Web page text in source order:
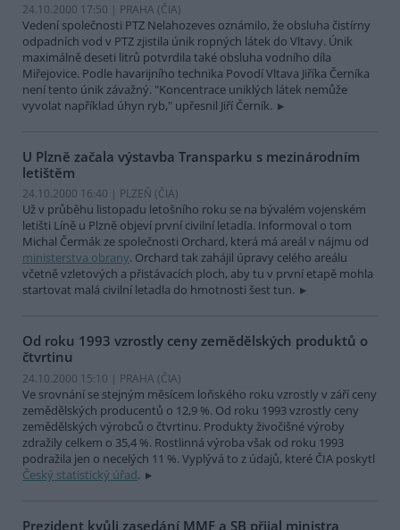
24.10.2000 17:50 | PRAHA (ČIA)
Vedení společnosti PTZ Nelahozeves oznámilo, že obsluha čistírny
odpadních vod v PTZ zjistila únik ropných látek do Vltavy. Únik
maximálně deseti litrů potvrdila také obsluha vodního díla
Miřejovice. Podle havarijního technika Povodí Vltava Jiříka Černíka
není tento únik závažný. "Koncentrace uniklých látek nemůže
vyvolat například úhyn ryb," upřesnil Jiří Černík.
U Plzně začala výstavba Transparku s mezinárodním
letištěm
24.10.2000 16:40 | PLZEŇ (ČIA)
Už v průběhu listopadu letošního roku se na bývalém vojenském
letišti Líně u Plzně objeví první civilní letadla. Informoval o tom
Michal Čermák ze společnosti Orchard, která má areál v nájmu od
ministerstva obrany. Orchard tak zahájil úpravy celého areálu
včetně vzletových a přistávacích ploch, aby tu v první etapě mohla
startovat malá civilní letadla do hmotnosti šest tun.
Od roku 1993 vzrostly ceny zemědělských produktů o
čtvrtinu
24.10.2000 15:10 | PRAHA (ČIA)
Ve srovnání se stejným měsícem loňského roku vzrostly v září ceny
zemědělských producentů o 12,9 %. Od roku 1993 vzrostly ceny
zemědělských výrobců o čtvrtinu. Produkty živočišné výroby
zdražily celkem o 35,4 %. Rostlinná výroba však od roku 1993
podražila jen o necelých 11 %. Vyplývá to z údajů, které ČIA poskytl
Český statistický úřad.
Prezident kvůli zasedání MMF a SB přijal ministra